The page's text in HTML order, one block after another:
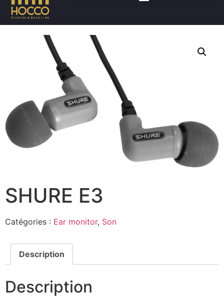
Accueil/Son
SHURE E3
Catégories : Ear monitor, Son
Description
Description